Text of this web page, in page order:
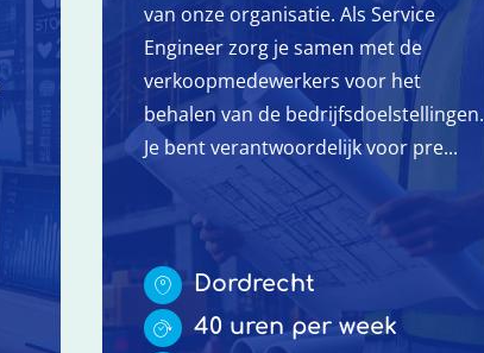
van onze organisatie. Als Service
Engineer zorg je samen met de
verkoopmedewerkers voor het
behalen van de bedrijfsdoelstellingen.
Je bent verantwoordelijk voor pre...
Dordrecht
40 uren per week